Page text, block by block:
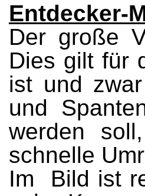
Entdecker-
Der große
Dies gilt für
ist und
und
werden
schnelle
Im Bild ist